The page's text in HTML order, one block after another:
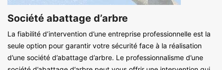
Société abattage d’arbre
La fiabilité d’intervention d’une entreprise professionnelle est la
seule option pour garantir votre sécurité face à la réalisation
d’une société d’abattage d’arbre. Le professionnalisme d’une